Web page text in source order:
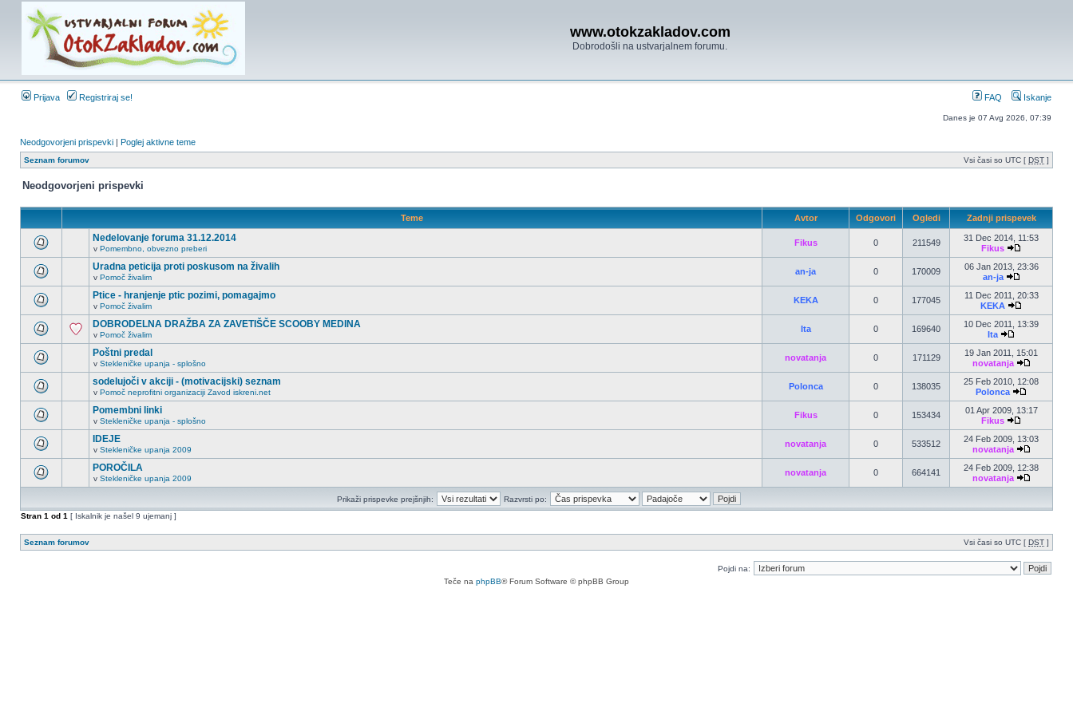
www.otokzakladov.com
Dobrodošli na ustvarjalnem forumu.
Prijava Registriraj se! FAQ Iskanje
Danes je 07 Avg 2026, 07:39
Neodgovorjeni prispevki | Poglej aktivne teme
Seznam forumov Vsi časi so UTC [ DST ]
Neodgovorjeni prispevki
Teme Avtor Odgovori Ogledi Zadnji prispevek
Nedelovanje foruma 31.12.2014
v Pomembno, obvezno preberi
Fikus 0 211549
31 Dec 2014, 11:53
Fikus
Uradna peticija proti poskusom na živalih
v Pomoč živalim
an-ja 0 170009
06 Jan 2013, 23:36
an-ja
Ptice - hranjenje ptic pozimi, pomagajmo
v Pomoč živalim
KEKA 0 177045
11 Dec 2011, 20:33
KEKA
DOBRODELNA DRAŽBA ZA ZAVETIŠČE SCOOBY MEDINA
v Pomoč živalim
Ita 0 169640
10 Dec 2011, 13:39
Ita
Poštni predal
v Stekleničke upanja - splošno
novatanja 0 171129
19 Jan 2011, 15:01
novatanja
sodelujoči v akciji - (motivacijski) seznam
v Pomoč neprofitni organizaciji Zavod iskreni.net
Polonca 0 138035
25 Feb 2010, 12:08
Polonca
Pomembni linki
v Stekleničke upanja - splošno
Fikus 0 153434
01 Apr 2009, 13:17
Fikus
IDEJE
v Stekleničke upanja 2009
novatanja 0 533512
24 Feb 2009, 13:03
novatanja
POROČILA
v Stekleničke upanja 2009
novatanja 0 664141
24 Feb 2009, 12:38
novatanja
Prikaži prispevke prejšnjih:
Razvrsti po:
Stran 1 od 1 [ Iskalnik je našel 9 ujemanj ]
Seznam forumov Vsi časi so UTC [ DST ]
Pojdi na:
Teče na phpBB® Forum Software © phpBB Group